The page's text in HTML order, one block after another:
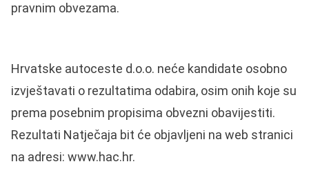
pravnim obvezama.
Hrvatske autoceste d.o.o. neće kandidate osobno
izvještavati o rezultatima odabira, osim onih koje su
prema posebnim propisima obvezni obavijestiti.
Rezultati Natječaja bit će objavljeni na web stranici
na adresi: www.hac.hr.